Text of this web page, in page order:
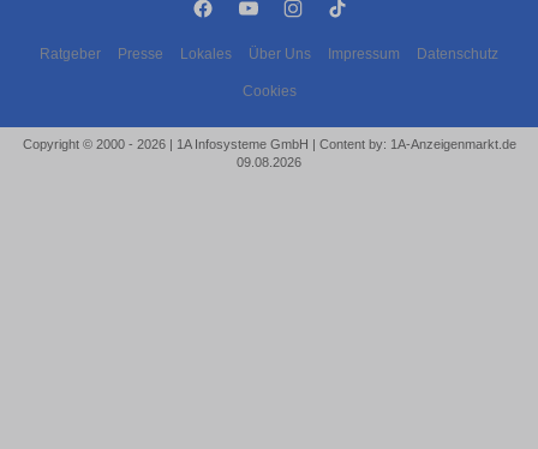
Ratgeber Presse Lokales Über Uns Impressum Datenschutz
Cookies
Copyright © 2000 - 2026 | 1A Infosysteme GmbH | Content by: 1A-Anzeigenmarkt.de
09.08.2026